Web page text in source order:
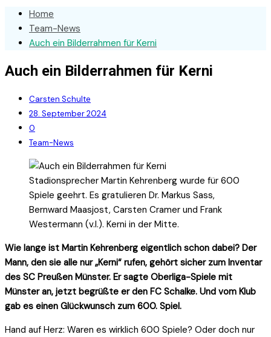
Home
Team-News
Auch ein Bilderrahmen für Kerni
Auch ein Bilderrahmen für Kerni
Carsten Schulte
28. September 2024
0
Team-News
Stadionsprecher Martin Kehrenberg wurde für 600
Spiele geehrt. Es gratulieren Dr. Markus Sass,
Bernward Maasjost, Carsten Cramer und Frank
Westermann (v.l.). Kerni in der Mitte.
Wie lange ist Martin Kehrenberg eigentlich schon dabei? Der
Mann, den sie alle nur „Kerni“ rufen, gehört sicher zum Inventar
des SC Preußen Münster. Er sagte Oberliga-Spiele mit
Münster an, jetzt begrüßte er den FC Schalke. Und vom Klub
gab es einen Glückwunsch zum 600. Spiel.
Hand auf Herz: Waren es wirklich 600 Spiele? Oder doch nur